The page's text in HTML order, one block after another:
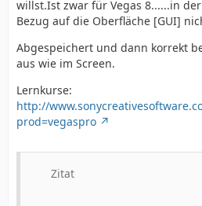
willst.Ist zwar für Vegas 8......in
Bezug auf die Oberfläche [GUI]
Abgespeichert und dann korrekt
aus wie im Screen.
Lernkurse:
http://
prod=vegaspro
Zitat